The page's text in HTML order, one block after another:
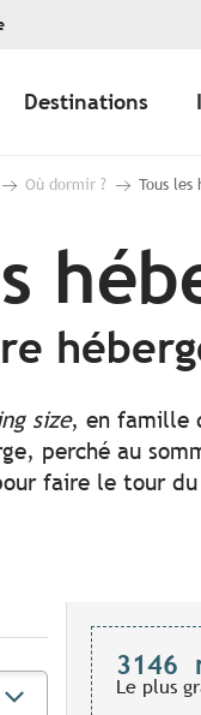
Destinations
Où dormir ? Tous les
size, en famille
perché au
faire le tour
3146
Le plus